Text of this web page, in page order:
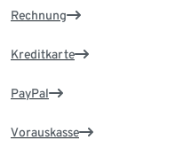
Rechnung
Kreditkarte
PayPal
Vorauskasse